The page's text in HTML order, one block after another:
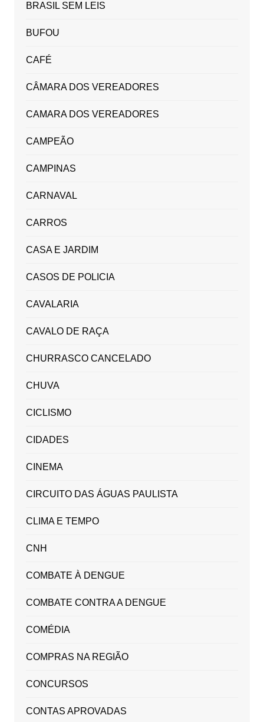
BRASIL SEM LEIS
BUFOU
CAFÉ
CÂMARA DOS VEREADORES
CAMARA DOS VEREADORES
CAMPEÃO
CAMPINAS
CARNAVAL
CARROS
CASA E JARDIM
CASOS DE POLICIA
CAVALARIA
CAVALO DE RAÇA
CHURRASCO CANCELADO
CHUVA
CICLISMO
CIDADES
CINEMA
CIRCUITO DAS ÁGUAS PAULISTA
CLIMA E TEMPO
CNH
COMBATE À DENGUE
COMBATE CONTRA A DENGUE
COMÉDIA
COMPRAS NA REGIÃO
CONCURSOS
CONTAS APROVADAS